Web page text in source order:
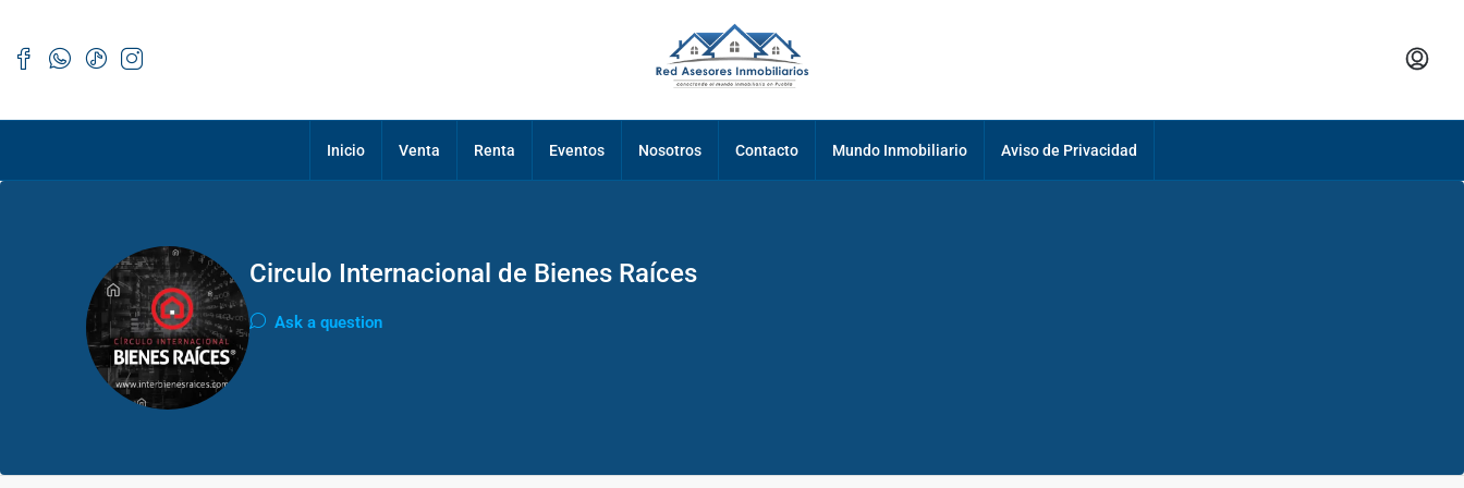
Inicio Venta Renta Eventos Nosotros Contacto Mundo Inmobiliario Aviso de Privacidad
Circulo Internacional de Bienes Raíces
Ask a question